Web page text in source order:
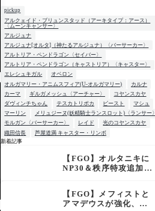
pickup
アルクェイド・ブリュンスタッド（アーキタイプ：アース）
〈ムーンキャンサー〉
アルジュナ
アルジュナ[オルタ]（神たるアルジュナ）〈バーサーカー〉
アルトリア・ペンドラゴン〈セイバー〉
アルトリア・ペンドラゴン（キャストリア）〈キャスター〉
エレシュキガル
オベロン
オルガマリー・アニムスフィア(U-オルガマリー)
カルナ
カーマ
ギルガメッシュ〈アーチャー〉
コヤンスカヤ
ダヴィンチちゃん
テスカトリポカ ビースト
マシュ
マーリン
メリュジーヌ(妖精騎士ランスロット)〈ランサー〉
モルガン〈バーサーカー〉
レイド
光のコヤンスカヤ
織田信長
芦屋道満 キャスター・リンボ
新着記事
【FGO】オルタニキに
NP30＆秩序特攻追加で
とは思えない」の反響
【FGO】メフィストと
アマデウスが強化、ア